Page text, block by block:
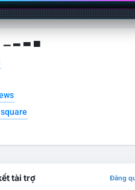
▁ ▂ ▃ ▄
tài trợ Đăng